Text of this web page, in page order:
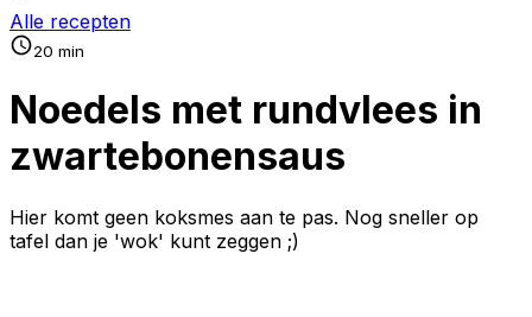
Alle recepten
20 min
Noedels met rundvlees in
zwartebonensaus
Hier komt geen koksmes aan te pas. Nog sneller op
tafel dan je 'wok' kunt zeggen ;)